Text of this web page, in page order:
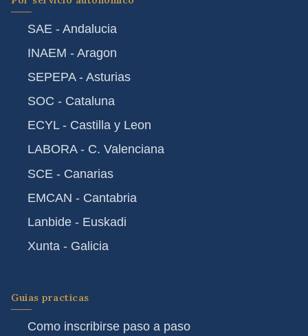
SAE - Andalucia
INAEM - Aragon
SEPEPA - Asturias
SOC - Cataluna
ECYL - Castilla y Leon
LABORA - C. Valenciana
SCE - Canarias
EMCAN - Cantabria
Lanbide - Euskadi
Xunta - Galicia
Guias practicas
Como inscribirse paso a paso